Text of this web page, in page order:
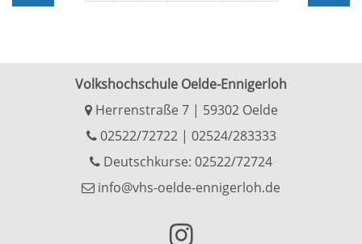
Volkshochschule Oelde-Ennigerloh
Herrenstraße 7 | 59302 Oelde
02522/72722| 02524/283333
Deutschkurse: 02522/72724
info@vhs-oelde-ennigerloh.de